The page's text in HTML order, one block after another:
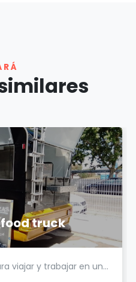
truck
viajar y trabajar en un...